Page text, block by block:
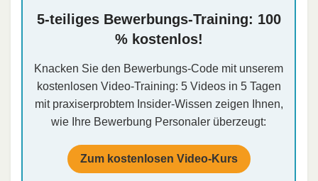
5-teiliges Bewerbungs-Training: 100
% kostenlos!
Knacken Sie den Bewerbungs-Code mit unserem
kostenlosen Video-Training: 5 Videos in 5 Tagen
mit praxiserprobtem Insider-Wissen zeigen Ihnen,
wie Ihre Bewerbung Personaler überzeugt:
Zum kostenlosen Video-Kurs